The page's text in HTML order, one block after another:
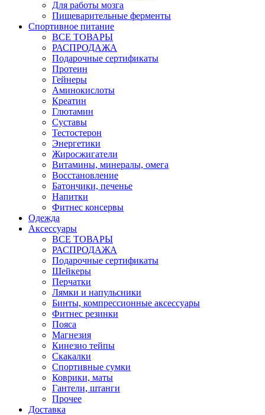
Для работы мозга
Пищеварительные ферменты
Спортивное питание
ВСЕ ТОВАРЫ
РАСПРОДАЖА
Подарочные сертификаты
Протеин
Гейнеры
Аминокислоты
Креатин
Глютамин
Суставы
Тестостерон
Энергетики
Жиросжигатели
Витамины, минералы, омега
Восстановление
Батончики, печенье
Напитки
Фитнес консервы
Одежда
Аксессуары
ВСЕ ТОВАРЫ
РАСПРОДАЖА
Подарочные сертификаты
Шейкеры
Перчатки
Лямки и напульсники
Бинты, компрессионные аксессуары
Фитнес резинки
Пояса
Магнезия
Кинезио тейпы
Скакалки
Спортивные сумки
Коврики, маты
Гантели, штанги
Прочее
Доставка